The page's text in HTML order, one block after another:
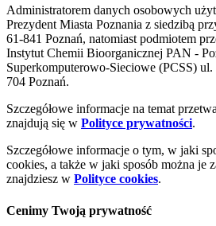
Administratorem danych osobowych
Prezydent Miasta Poznania z siedzibą
61-841 Poznań, natomiast podmiotem
Instytut Chemii Bioorganicznej PAN -
Superkomputerowo-Sieciowe (PCSS)
704 Poznań.
Szczegółowe informacje na temat
znajdują się w Polityce prywatności.
Szczegółowe informacje o tym, w jaki
cookies, a także w jaki sposób można je
znajdziesz w Polityce cookies.
Cenimy Twoją prywatność